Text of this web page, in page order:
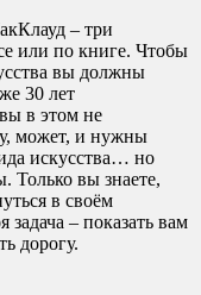
– три
или по книге. Чтобы
вы должны
30 лет
в этом не
может, и нужны
искусства… но
Только вы знаете,
в своём
задача – показать вам
дорогу.